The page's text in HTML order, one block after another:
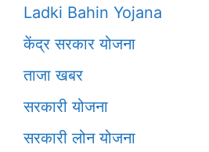
Ladki Bahin Yojana
केंद्र सरकार योजना
ताजा खबर
सरकारी योजना
सरकारी लोन योजना